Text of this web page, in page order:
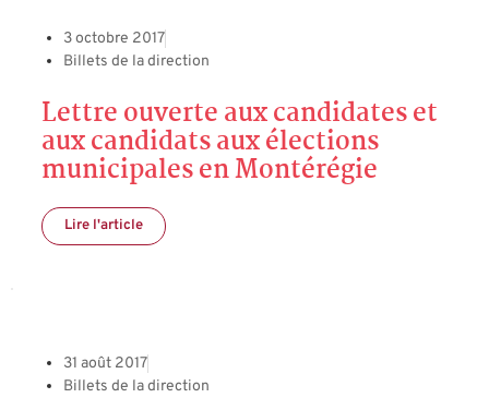
3 octobre 2017
Billets de la direction
Lettre ouverte aux candidates et
aux candidats aux élections
municipales en Montérégie
Lire l'article
31 août 2017
Billets de la direction